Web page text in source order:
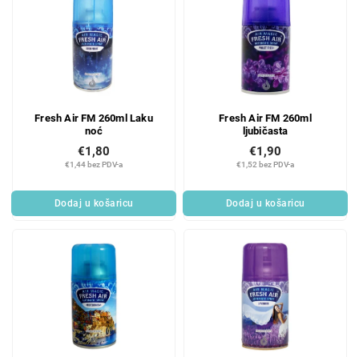
Fresh Air FM 260ml Laku
noć
€1,44 bez PDV-a
€1,80
Dodaj u košaricu
Fresh Air FM 260ml
ljubičasta
€1,52 bez PDV-a
€1,90
Dodaj u košaricu